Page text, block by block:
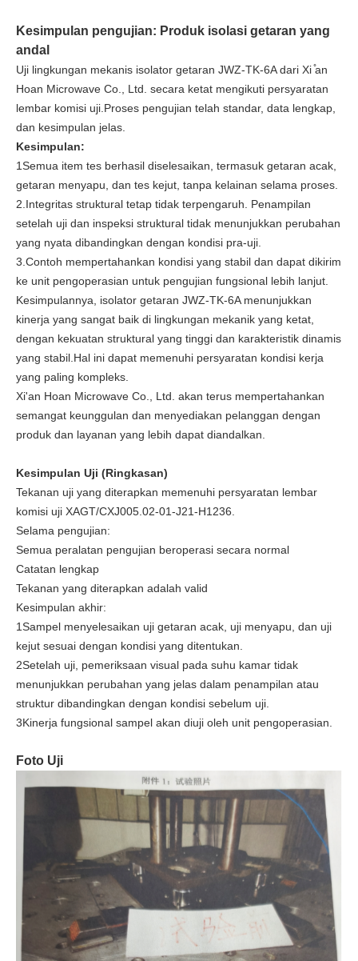
Kesimpulan pengujian: Produk isolasi getaran yang
andal
Uji lingkungan mekanis isolator getaran JWZ-TK-6A dari Xi ̊an
Hoan Microwave Co., Ltd. secara ketat mengikuti persyaratan
lembar komisi uji.Proses pengujian telah standar, data lengkap,
dan kesimpulan jelas.
Kesimpulan:
1Semua item tes berhasil diselesaikan, termasuk getaran acak,
getaran menyapu, dan tes kejut, tanpa kelainan selama proses.
2.Integritas struktural tetap tidak terpengaruh. Penampilan
setelah uji dan inspeksi struktural tidak menunjukkan perubahan
yang nyata dibandingkan dengan kondisi pra-uji.
3.Contoh mempertahankan kondisi yang stabil dan dapat dikirim
ke unit pengoperasian untuk pengujian fungsional lebih lanjut.
Kesimpulannya, isolator getaran JWZ-TK-6A menunjukkan
kinerja yang sangat baik di lingkungan mekanik yang ketat,
dengan kekuatan struktural yang tinggi dan karakteristik dinamis
yang stabil.Hal ini dapat memenuhi persyaratan kondisi kerja
yang paling kompleks.
Xi'an Hoan Microwave Co., Ltd. akan terus mempertahankan
semangat keunggulan dan menyediakan pelanggan dengan
produk dan layanan yang lebih dapat diandalkan.
Kesimpulan Uji (Ringkasan)
Tekanan uji yang diterapkan memenuhi persyaratan lembar
komisi uji XAGT/CXJ005.02-01-J21-H1236.
Selama pengujian:
Semua peralatan pengujian beroperasi secara normal
Catatan lengkap
Tekanan yang diterapkan adalah valid
Kesimpulan akhir:
1Sampel menyelesaikan uji getaran acak, uji menyapu, dan uji
kejut sesuai dengan kondisi yang ditentukan.
2Setelah uji, pemeriksaan visual pada suhu kamar tidak
menunjukkan perubahan yang jelas dalam penampilan atau
struktur dibandingkan dengan kondisi sebelum uji.
3Kinerja fungsional sampel akan diuji oleh unit pengoperasian.
Foto Uji